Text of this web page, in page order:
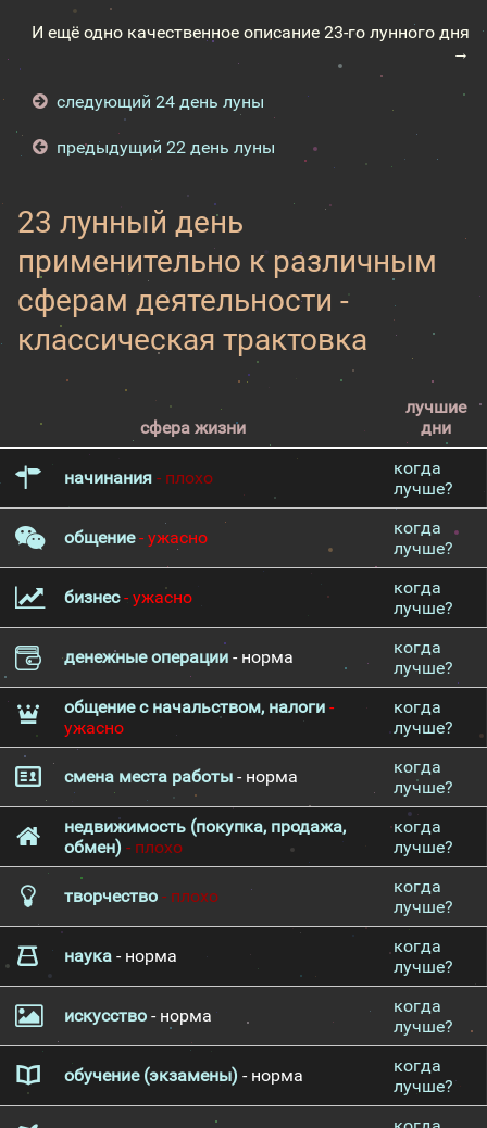
И ещё одно качественное описание 23-го лунного дня
→
следующий 24 день луны
предыдущий 22 день луны
23 лунный день
применительно к различным
сферам деятельности -
классическая трактовка
сфера жизни
лучшие
дни
начинания - плохо
когда
лучше?
общение- ужасно
когда
лучше?
бизнес- ужасно
когда
лучше?
денежные операции - норма
когда
лучше?
общение с начальством, налоги -
ужасно
когда
лучше?
смена места работы - норма
когда
лучше?
недвижимость (покупка, продажа,
обмен) - плохо
когда
лучше?
творчество - плохо
когда
лучше?
наука - норма
когда
лучше?
искусство - норма
когда
лучше?
обучение (экзамены) - норма
когда
лучше?